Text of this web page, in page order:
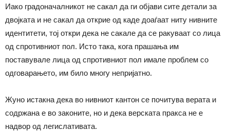
Иако градоначалникот не сакал да ги објави сите детали за
двојката и не сакал да открие од каде доаѓаат ниту нивните
идентитети, тој откри дека не сакале да се ракуваат со лица
од спротивниот пол. Исто така, кога прашања им
поставувале лица од спротивниот пол имале проблем со
одговарањето, им било многу непријатно.
Жуно истакна дека во нивниот кантон се почитува верата и
содржана е во законите, но и дека верската пракса не е
надвор од легислативата.